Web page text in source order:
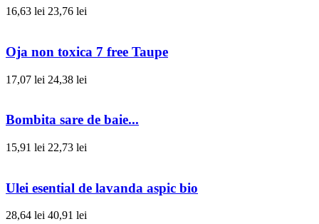
16,63 lei 23,76 lei
Oja non toxica 7 free Taupe
17,07 lei 24,38 lei
Bombita sare de baie...
15,91 lei 22,73 lei
Ulei esential de lavanda aspic bio
28,64 lei 40,91 lei